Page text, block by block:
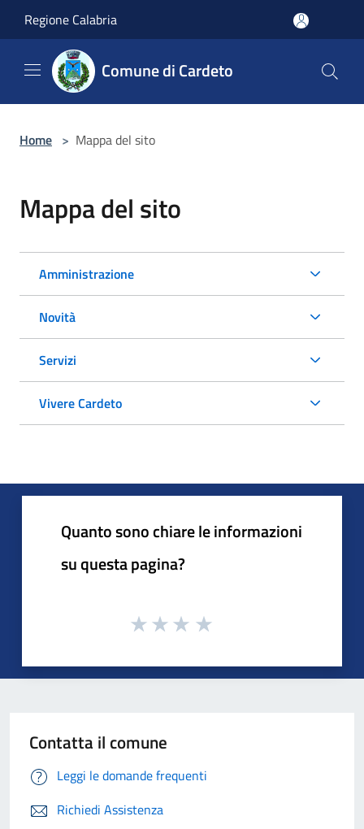
Regione Calabria
Comune di Cardeto
Home > Mappa del sito
Mappa del sito
Amministrazione
Novità
Servizi
Vivere Cardeto
Quanto sono chiare le informazioni
su questa pagina?
Contatta il comune
Leggi le domande frequenti
Richiedi Assistenza